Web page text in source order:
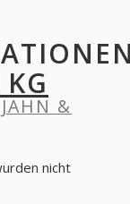
JAHN &
nicht